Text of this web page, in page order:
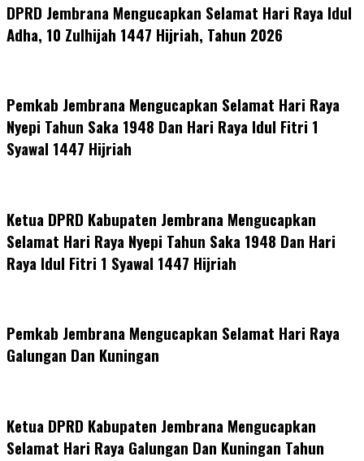
DPRD Jembrana Mengucapkan Selamat Hari Raya Idul
Adha, 10 Zulhijah 1447 Hijriah, Tahun 2026
Pemkab Jembrana Mengucapkan Selamat Hari Raya
Nyepi Tahun Saka 1948 Dan Hari Raya Idul Fitri 1
Syawal 1447 Hijriah
Ketua DPRD Kabupaten Jembrana Mengucapkan
Selamat Hari Raya Nyepi Tahun Saka 1948 Dan Hari
Raya Idul Fitri 1 Syawal 1447 Hijriah
Pemkab Jembrana Mengucapkan Selamat Hari Raya
Galungan Dan Kuningan
Ketua DPRD Kabupaten Jembrana Mengucapkan
Selamat Hari Raya Galungan Dan Kuningan Tahun